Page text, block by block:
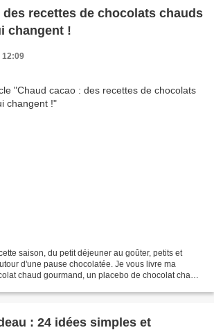
des recettes de chocolats chauds
changent !
12:09
saison, du petit déjeuner au goûter, petits et
d'une pause chocolatée. Je vous livre ma
chaud gourmand, un placebo de chocolat chaud
: 24 idées simples et